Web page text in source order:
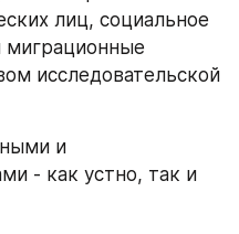
лиц, социальное
миграционные
исследовательской
и
- как устно, так и